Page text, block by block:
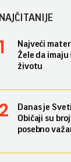
NAJČITANIJE
Najveći
Žele da imaju
životu
Danas je
Običaji su
posebno